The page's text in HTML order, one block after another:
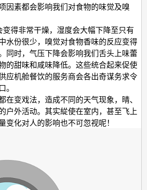
因素都会影响我们对食物的味觉及嗅
得非常干燥，湿度会大幅下降至只有
水份很少，嗅觉对食物香味的反应变得
同时，气压下降会影响我们舌头上味蕾
的甜味和咸味降低。这些统合起来促使
应机舱餐饮的服务商会各出奇谋务求令
。
在变戏法，造成不同的天气现象，晴、
户外活动。其实緃使在室内，甚至飞上
变化对人的影响也不可忽视呢！